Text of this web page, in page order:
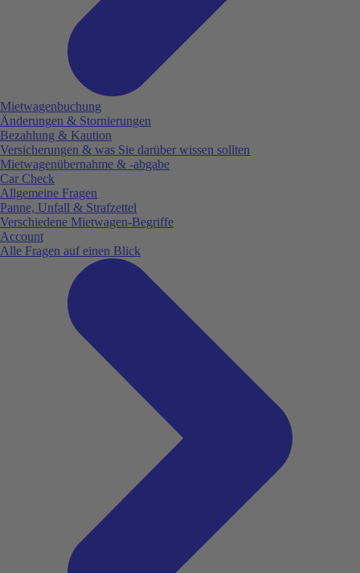
Mietwagenbuchung
Änderungen & Stornierungen
Bezahlung & Kaution
Versicherungen & was Sie darüber wissen sollten
Mietwagenübernahme & -abgabe
Car Check
Allgemeine Fragen
Panne, Unfall & Strafzettel
Verschiedene Mietwagen-Begriffe
Account
Alle Fragen auf einen Blick